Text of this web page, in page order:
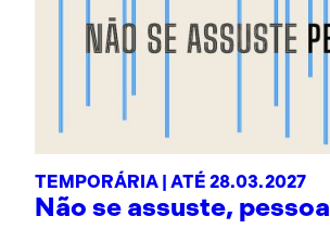
TEMPORÁRIA | ATÉ 28.03.2027
Não se assuste, pessoa